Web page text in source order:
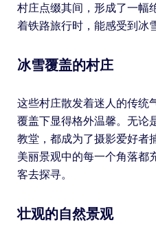
村庄点缀其间，形成了一幅
着铁路旅行时，能感受到冰
冰雪覆盖的村庄
这些村庄散发着迷人的传统
覆盖下显得格外温馨。无论
教堂，都成为了摄影爱好者
美丽景观中的每一个角落都
客去探寻。
壮观的自然景观